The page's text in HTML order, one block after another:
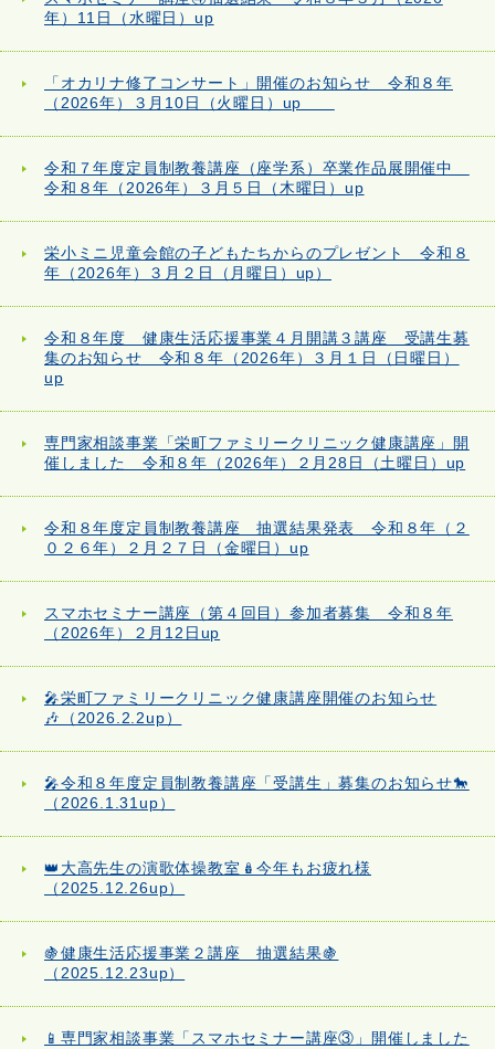
年）11日（水曜日）up
「オカリナ修了コンサート」開催のお知らせ 令和８年
（2026年）３月10日（火曜日）up
令和７年度定員制教養講座（座学系）卒業作品展開催中
令和８年（2026年）３月５日（木曜日）up
栄小ミニ児童会館の子どもたちからのプレゼント 令和８
年（2026年）３月２日（月曜日）up）
令和８年度 健康生活応援事業４月開講３講座 受講生募
集のお知らせ 令和８年（2026年）３月１日（日曜日）
up
専門家相談事業「栄町ファミリークリニック健康講座」開
催しました 令和８年（2026年）２月28日（土曜日）up
令和８年度定員制教養講座 抽選結果発表 令和８年（２
０２６年）２月２７日（金曜日）up
スマホセミナー講座（第４回目）参加者募集 令和８年
（2026年）２月12日up
🎤栄町ファミリークリニック健康講座開催のお知らせ
🎶（2026.2.2up）
🎤令和８年度定員制教養講座「受講生」募集のお知らせ🐎
（2026.1.31up）
👑大高先生の演歌体操教室🪆今年もお疲れ様
（2025.12.26up）
🍇健康生活応援事業２講座 抽選結果🍇
（2025.12.23up）
📱専門家相談事業「スマホセミナー講座③」開催しました